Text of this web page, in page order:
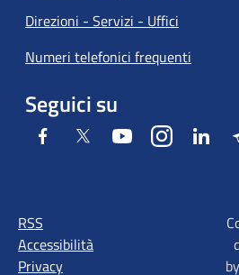
Direzioni - Servizi - Uffici
Numeri telefonici frequenti
Seguici su
Facebook Twitter YoutubeInstagram
RSS
Accessibilità
Privacy
by